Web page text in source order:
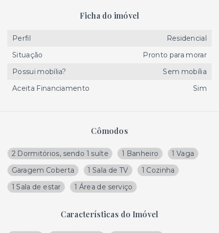
Cômodos
2 Dormitórios, sendo 1 suíte 1 Banheiro
1 Vaga
Garagem Coberta
1 Sala de TV
1 Cozinha
1 Sala de estar
1 Área de serviço
Características do Imóvel
Ficha do imóvel
Perfil
Residencial
Situação
Pronto para morar
Possui mobília?
Sem mobília
Aceita Financiamento
Sim